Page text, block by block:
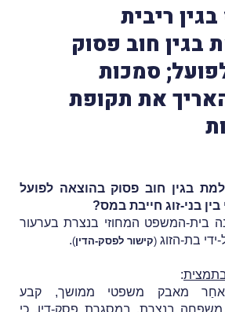
ריבית
חוב פסוק
סמכות
את תקופת
בגין חוב פסוק בהוצאה לפועל
בני-זוג חייבת במס?
בית-המשפט המחוזי בנצרת בערעור
בת-הזוג (קישור לפסק-הדין)
.
:
1.5.2002, לאחַר מאבק משפטי ממושך, קבע
משפחה בנצרת, במסגרת פסק-דין, כי